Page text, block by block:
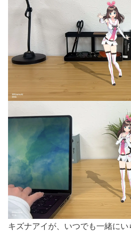
キズナアイが、いつでも一緒に